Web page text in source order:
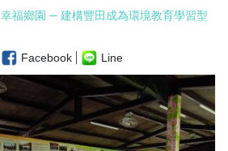
幸福鄉園 ─ 建構豐田成為環境教育學習型
Facebook Line